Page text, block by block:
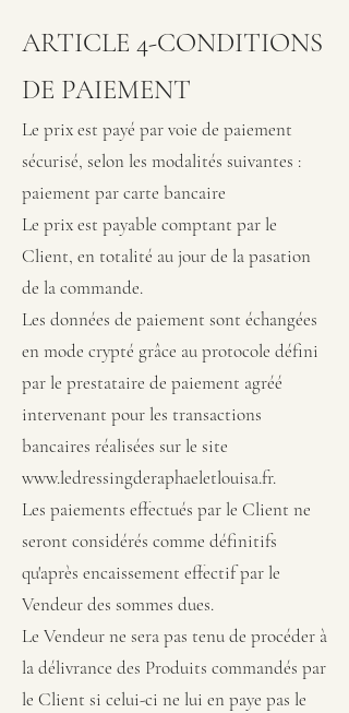
ARTICLE 4-CONDITIONS
DE PAIEMENT
Le prix est payé par voie de paiement
sécurisé, selon les modalités suivantes :
paiement par carte bancaire
Le prix est payable comptant par le
Client, en totalité au jour de la pasation
de la commande.
Les données de paiement sont échangées
en mode crypté grâce au protocole défini
par le prestataire de paiement agréé
intervenant pour les transactions
bancaires réalisées sur le site
www.ledressingderaphaeletlouisa.fr.
Les paiements effectués par le Client ne
seront considérés comme définitifs
qu'après encaissement effectif par le
Vendeur des sommes dues.
Le Vendeur ne sera pas tenu de procéder à
la délivrance des Produits commandés par
le Client si celui-ci ne lui en paye pas le